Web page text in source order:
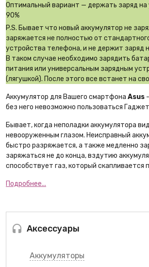
Аксессуары
Аккумуляторы
Оптимальный вариант — держать заряд на
90%
P.S. Бывает что новый аккумулятор не
заряжается не полностью от
устройства телефона, и не держит заряд
В таком случае необходимо зарядить
питания или универсальным зарядным
(лягушкой). После этого все встанет на
Аккумулятор для Вашего смартфона Asus
без него невозможно пользоваться
Бывает, когда неполадки аккумулятора
невооруженным глазом. Неисправный
быстро разряжается, а также медленно
заряжаться не до конца, вздутию
способствует газ, который скапливается
Подробнее...